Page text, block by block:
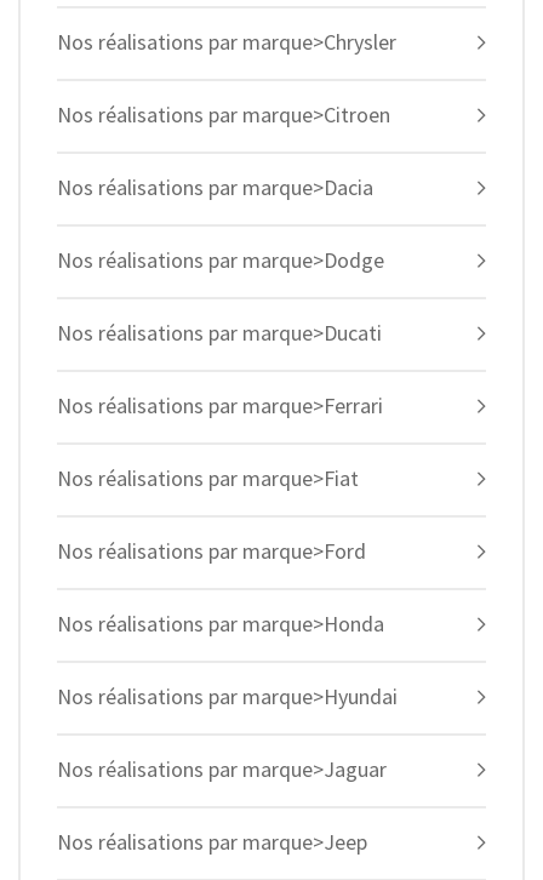
Nos réalisations par marque>Chrysler
Nos réalisations par marque>Citroen
Nos réalisations par marque>Dacia
Nos réalisations par marque>Dodge
Nos réalisations par marque>Ducati
Nos réalisations par marque>Ferrari
Nos réalisations par marque>Fiat
Nos réalisations par marque>Ford
Nos réalisations par marque>Honda
Nos réalisations par marque>Hyundai
Nos réalisations par marque>Jaguar
Nos réalisations par marque>Jeep